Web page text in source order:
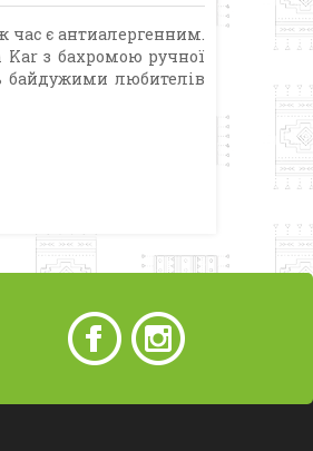
час є антиалергенним.
Kar з бахромою ручної
байдужими любителів